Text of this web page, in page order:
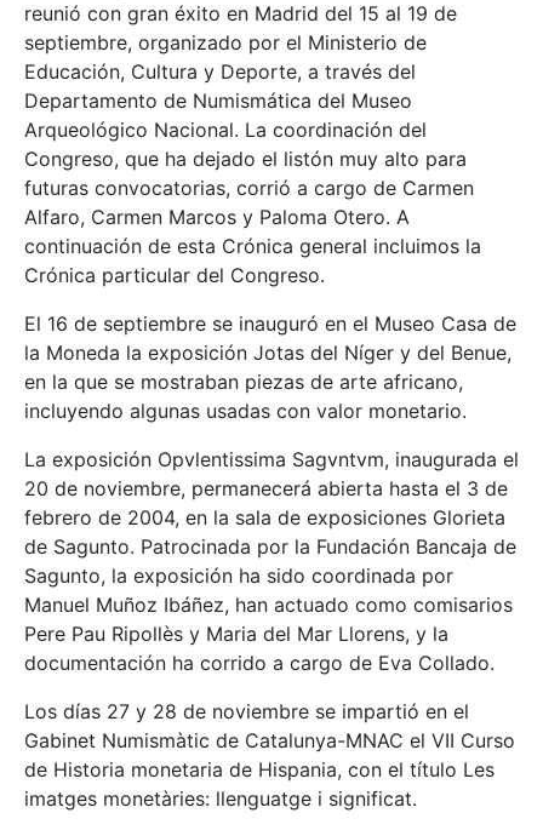
reunió con gran éxito en Madrid del 15 al 19 de
septiembre, organizado por el Ministerio de
Educación, Cultura y Deporte, a través del
Departamento de Numismática del Museo
Arqueológico Nacional. La coordinación del
Congreso, que ha dejado el listón muy alto para
futuras convocatorias, corrió a cargo de Carmen
Alfaro, Carmen Marcos y Paloma Otero. A
continuación de esta Crónica general incluimos la
Crónica particular del Congreso.
El 16 de septiembre se inauguró en el Museo Casa de
la Moneda la exposición Jotas del Níger y del Benue,
en la que se mostraban piezas de arte africano,
incluyendo algunas usadas con valor monetario.
La exposición Opvlentissima Sagvntvm, inaugurada el
20 de noviembre, permanecerá abierta hasta el 3 de
febrero de 2004, en la sala de exposiciones Glorieta
de Sagunto. Patrocinada por la Fundación Bancaja de
Sagunto, la exposición ha sido coordinada por
Manuel Muñoz Ibáñez, han actuado como comisarios
Pere Pau Ripollès y Maria del Mar Llorens, y la
documentación ha corrido a cargo de Eva Collado.
Los días 27 y 28 de noviembre se impartió en el
Gabinet Numismàtic de Catalunya-MNAC el VII Curso
de Historia monetaria de Hispania, con el título Les
imatges monetàries: llenguatge i significat.